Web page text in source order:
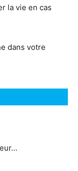
la vie en cas
dans votre